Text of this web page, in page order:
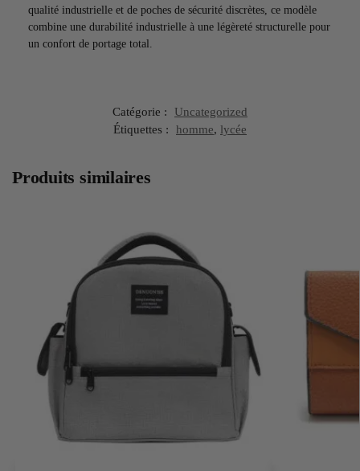
qualité industrielle et de poches de sécurité discrètes, ce modèle
combine une durabilité industrielle à une légèreté structurelle pour
un confort de portage total.
Catégorie :
Uncategorized
Étiquettes :
homme, lycée
Produits similaires